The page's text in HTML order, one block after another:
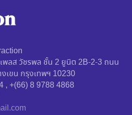
พลส วัชรพล ชั้น 2 ยูนิต 2B-2-3 ถนน
เขน กรุงเทพฯ 10230
, +(66) 8 9788 4868